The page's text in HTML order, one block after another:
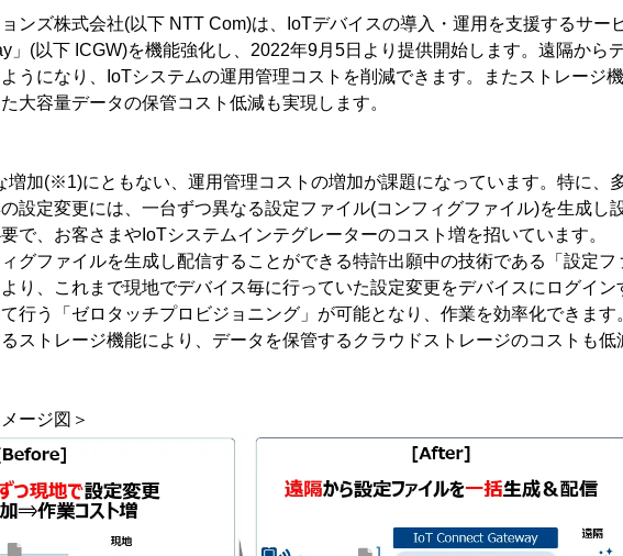
ンズ株式会社(以下 NTT Com)は、IoTデバイスの導入・運用を支援するサー
」(以下 ICGW)を機能強化し、2022年9月5日より提供開始します。遠隔から
うになり、IoTシステムの運用管理コストを削減できます。またストレージ
大容量データの保管コスト低減も実現します。
加(※1)にともない、運用管理コストの増加が課題になっています。特に、
設定変更には、一台ずつ異なる設定ファイル(コンフィグファイル)を生成し
で、お客さまやIoTシステムインテグレーターのコスト増を招いています。
グファイルを生成し配信することができる特許出願中の技術である「設定フ
り、これまで現地でデバイス毎に行っていた設定変更をデバイスにログイン
行う「ゼロタッチプロビジョニング」が可能となり、作業を効率化できます
ストレージ機能により、データを保管するクラウドストレージのコストも低
ージ図＞